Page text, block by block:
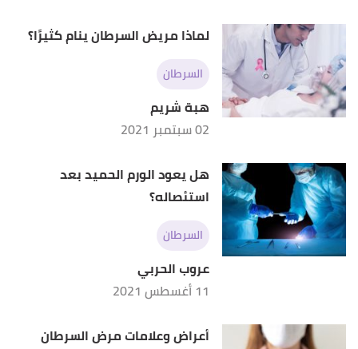
لماذا مريض السرطان ينام كثيرًا؟
السرطان
هبة شريم
02 سبتمبر 2021
هل يعود الورم الحميد بعد
استئصاله؟
السرطان
عروب الحربي
11 أغسطس 2021
أعراض وعلامات مرض السرطان